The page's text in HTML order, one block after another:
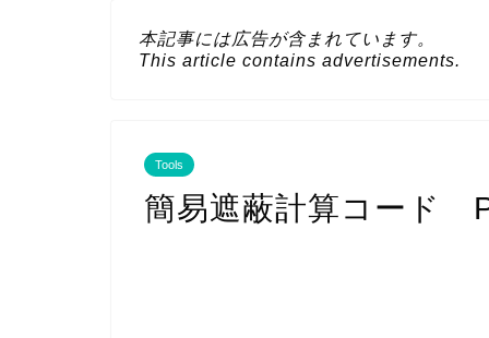
本記事には広告が含まれています。
This article contains advertisements.
Tools
簡易遮蔽計算コード